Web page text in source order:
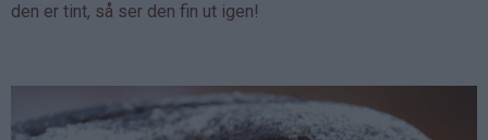
den er tint, så ser den fin ut igen!